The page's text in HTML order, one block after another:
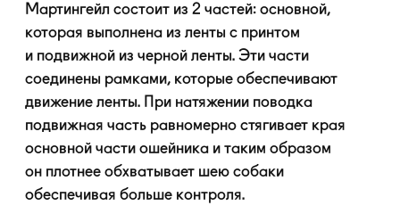
Мартингейл состоит из 2 частей: основной,
которая выполнена из ленты с принтом
и подвижной из черной ленты. Эти части
соединены рамками, которые обеспечивают
движение ленты. При натяжении поводка
подвижная часть равномерно стягивает края
основной части ошейника и таким образом
он плотнее обхватывает шею собаки
обеспечивая больше контроля.